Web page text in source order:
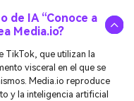
de IA “Conoce a
Media.io?
TikTok, que utilizan la
visceral en el que se
Media.io reproduce
y la inteligencia artificial